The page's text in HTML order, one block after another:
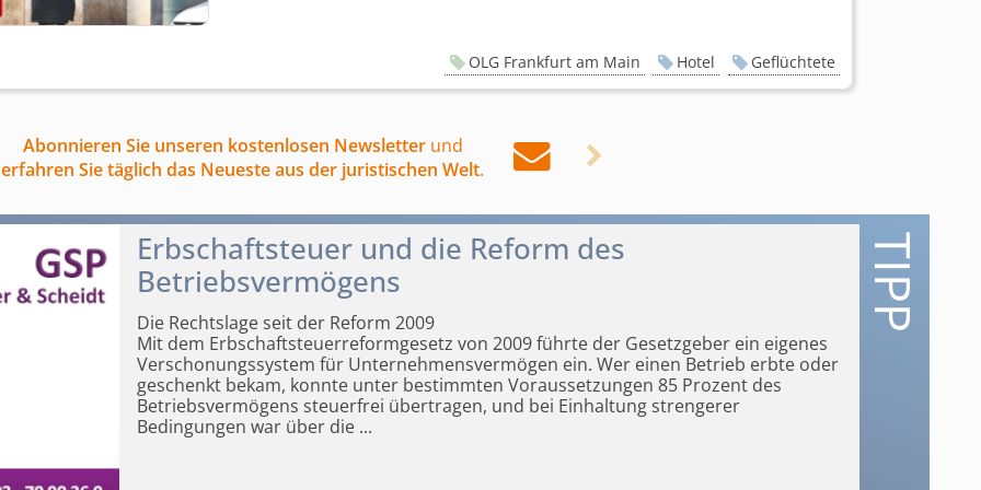
OLG Frankfurt am Main Hotel Geflüchtete
Abonnieren Sie unseren kostenlosen Newsletterund
erfahren Sie täglich das Neueste aus der juristischen Welt.  
Erbschaftsteuer und die Reform des
Betriebsvermögens
Die Rechtslage seit der Reform 2009
Mit dem Erbschaft­steuerreformgesetz von 2009 führte der Gesetzgeber ein eigenes
Verschonungssystem für Unternehmens­vermögen ein. Wer einen Betrieb erbteoder
geschenkt bekam, konnte unter bestimmten Voraussetzungen 85 Prozent des
Betriebsvermögens steuerfrei übertragen, und bei Einhaltung strengerer
Bedingungen war über die...